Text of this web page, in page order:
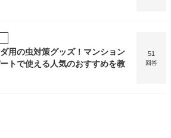
用の虫対策グッズ！マンション
トで使える人気のおすすめを教
51
回答